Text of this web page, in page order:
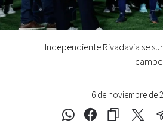
6 de noviembre de
Independiente Rivadavia se